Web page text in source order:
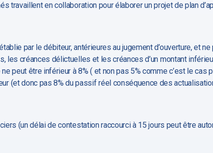
travaillent en collaboration pour élaborer un projet de plan
par le débiteur, antérieures au jugement d’ouverture, et
les créances délictuelles et les créances d’un montant
peut être inférieur à 8% ( et non pas 5% comme c’est le cas
(et donc pas 8% du passif réel conséquence des
(un délai de contestation raccourci à 15 jours peut être